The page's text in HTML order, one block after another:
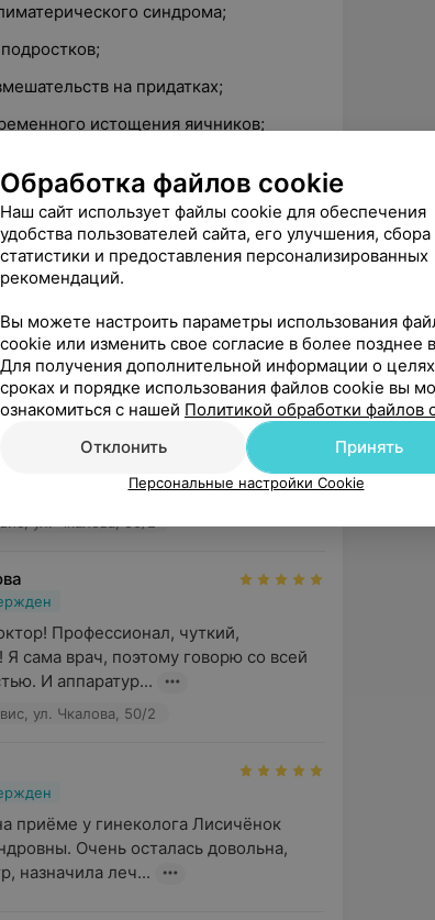
синдрома;
на придатках;
истощения яичников;
ведения при разных формах
Медилюкс сервис, ул. Чкалова, 50/2
Рекомендую
полгода я проделываю путь в
км, чтобы побывать на консультации
Х...
ул. Чкалова, 50/2
Профессионал, чуткий,
Я сама врач, поэтому говорю со всей
И аппаратур...
ул. Чкалова, 50/2
приёме у гинеколога Лисичёнок
Очень осталась довольна,
назначила леч...
Обработка файлов cookie
Наш сайт использует файлы cookie для обеспечения
удобства пользователей сайта, его улучшения, сбора
статистики и предоставления персонализированных
рекомендаций.
Вы можете настроить параметры использования
cookie или изменить свое согласие в более позднее
Для получения дополнительной информации о
сроках и порядке использования файлов cookie вы
ознакомиться с нашей Политикой обработки файлов
Отклонить
Принять
Персональные настройки Cookie